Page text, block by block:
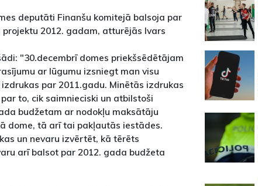
deputāti Finanšu komitejā balsoja par
2012. gadam, atturējās Ivars
"30.decembrī domes priekšsēdētājam
ar lūgumu izsniegt man visu
par 2011.gadu. Minētās izdrukas
to, cik saimnieciski un atbilstoši
budžetam ar nodokļu maksātāju
dome, tā arī tai pakļautās iestādes.
un nevaru izvērtēt, kā tērēts
arī balsot par 2012. gada budžeta